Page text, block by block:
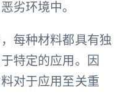
劣环境中。
每种材料都具有独
特定的应用。因
对于应用至关重